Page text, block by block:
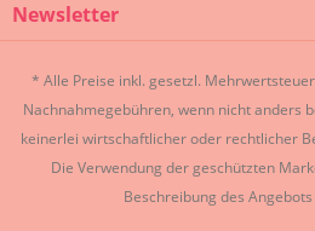
Newsletter
* Alle Preise inkl. gesetzl.
Nachnahmegebühren, wenn nicht anders
keinerlei wirtschaftlicher oder rechtlicher
Die Verwendung der geschützten
Beschreibung des